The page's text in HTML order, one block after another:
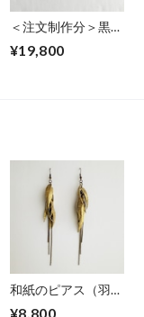
＜注文制作分＞黒谷
様】
¥19,800
和紙のピアス（羽）
¥8,800